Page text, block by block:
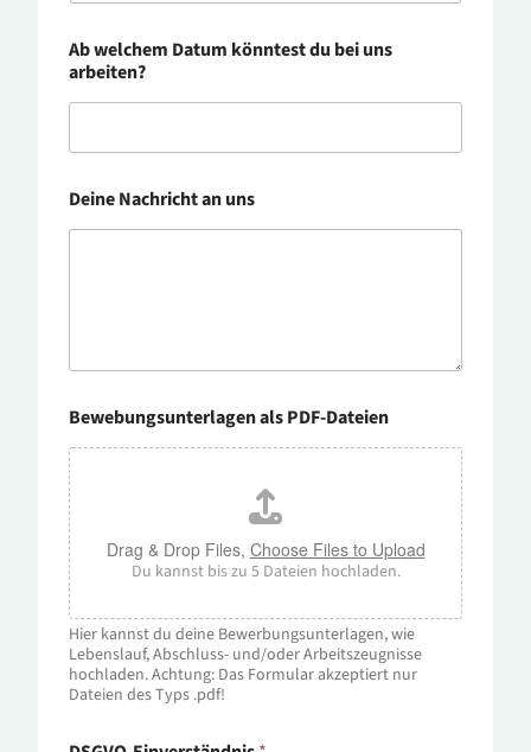
Ab welchem Datum könntest du bei uns
arbeiten?
Deine Nachricht an uns
Bewebungsunterlagen als PDF-Dateien
Drag & Drop Files, Choose Files to Upload
Du kannst bis zu 5 Dateien hochladen.
Hier kannst du deine Bewerbungsunterlagen, wie
Lebenslauf, Abschluss- und/oder Arbeitszeugnisse
hochladen. Achtung: Das Formular akzeptiert nur
Dateien des Typs .pdf!